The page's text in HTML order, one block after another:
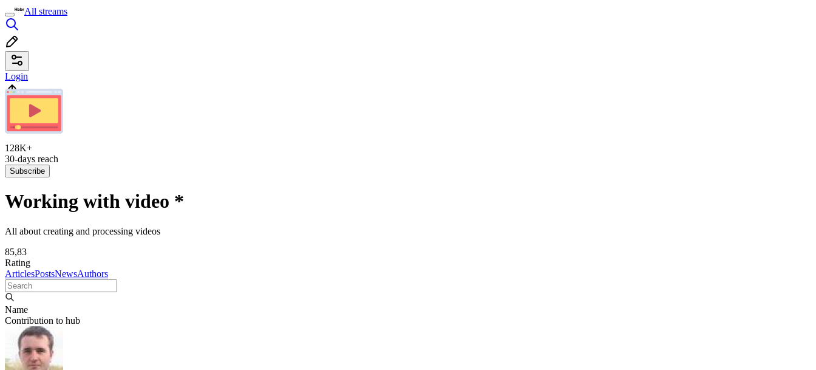
All streams
Login
128K+
30-days reach
Subscribe
Working with video *
All about creating and processing videos
85,83
Rating
ArticlesPostsNewsAuthors
Name
Contribution to hub